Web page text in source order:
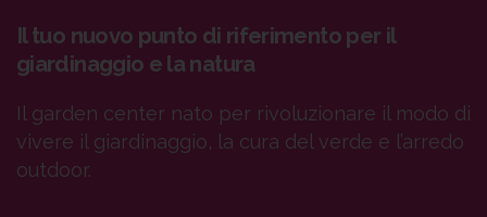
Il tuo nuovo punto di riferimento per il
giardinaggio e la natura
Il garden center nato per rivoluzionare il modo di
vivere il giardinaggio, la cura del verde e l’arredo
outdoor.